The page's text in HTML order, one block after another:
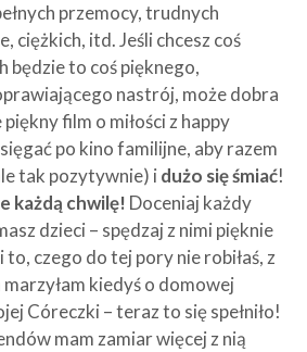
przemocy, trudnych
ciężkich, itd. Jeśli chcesz coś
będzie to coś pięknego,
nastrój, może dobra
film o miłości z happy
po kino familijne, aby razem
tak pozytywnie) i dużo się śmiać!
każdą chwilę! Doceniaj każdy
dzieci – spędzaj z nimi pięknie
to, czego do tej pory nie robiłaś, z
marzyłam kiedyś o domowej
Córeczki – teraz to się spełniło!
mam zamiar więcej z nią